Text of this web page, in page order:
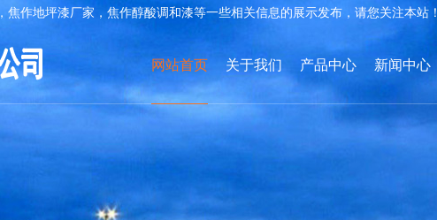
，焦作地坪漆厂家，焦作醇酸调和漆等一些相关信息的展示发布，请您关注本站！
网站首页 关于我们 产品中心 新闻中心